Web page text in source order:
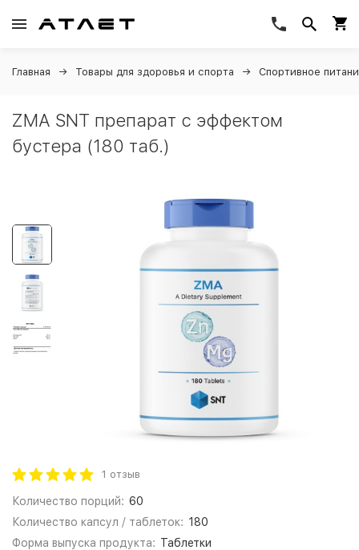
Главная Товары для здоровья и спорта Спортивное
ZMA SNT препарат с эффектом
бустера (180 таб.)
1 отзыв
Количество порций: 60
Количество капсул / таблеток: 180
Форма выпуска продукта: Таблетки